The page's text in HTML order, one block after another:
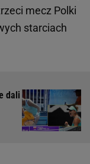
mecz Polki
starciach
dali